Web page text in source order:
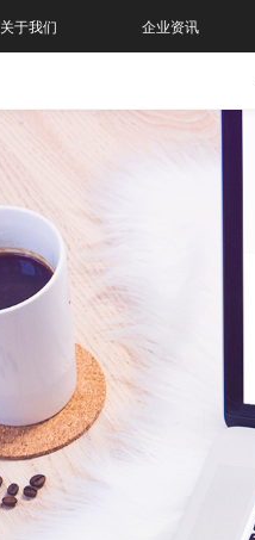
关于我们 企业资讯